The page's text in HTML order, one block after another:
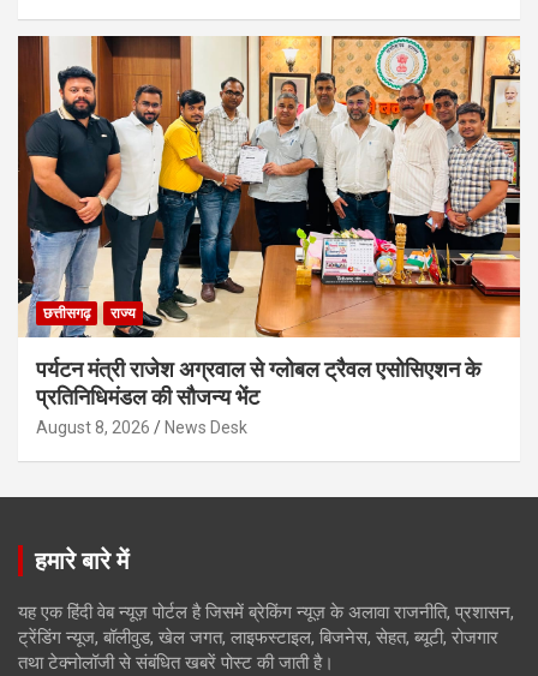
छत्तीसगढ़ राज्य
पर्यटन मंत्री राजेश अग्रवाल से ग्लोबल ट्रैवल एसोसिएशन के
प्रतिनिधिमंडल की सौजन्य भेंट
August 8, 2026 News Desk
हमारे बारे में
यह एक हिंदी वेब न्यूज़ पोर्टल है जिसमें ब्रेकिंग न्यूज़ के अलावा राजनीति, प्रशासन,
ट्रेंडिंग न्यूज, बॉलीवुड, खेल जगत, लाइफस्टाइल, बिजनेस, सेहत, ब्यूटी, रोजगार
तथा टेक्नोलॉजी से संबंधित खबरें पोस्ट की जाती है।